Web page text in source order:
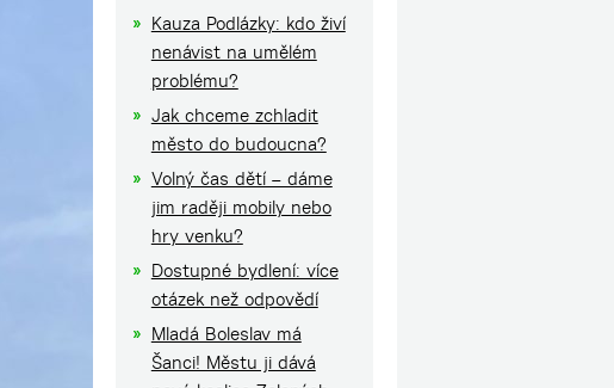
Kauza Podlázky: kdo živí
nenávist na umělém
problému?
Jak chceme zchladit
město do budoucna?
Volný čas dětí – dáme
jim raději mobily nebo
hry venku?
Dostupné bydlení: více
otázek než odpovědí
Mladá Boleslav má
Šanci! Městu ji dává